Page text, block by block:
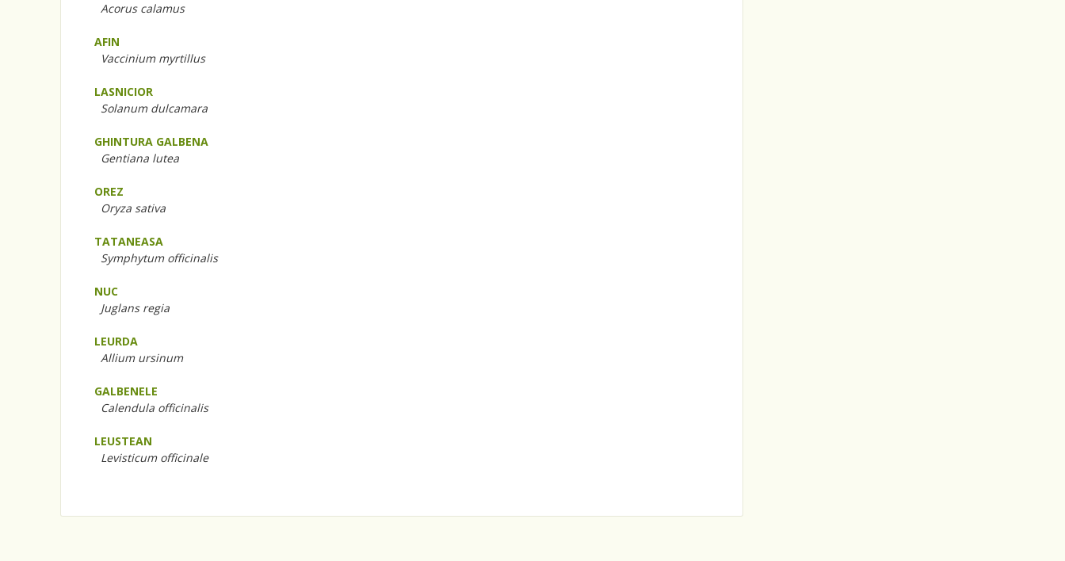
Acorus calamus
AFIN
Vaccinium myrtillus
LASNICIOR
Solanum dulcamara
GHINTURA GALBENA
Gentiana lutea
OREZ
Oryza sativa
TATANEASA
Symphytum officinalis
NUC
Juglans regia
LEURDA
Allium ursinum
GALBENELE
Calendula officinalis
LEUSTEAN
Levisticum officinale